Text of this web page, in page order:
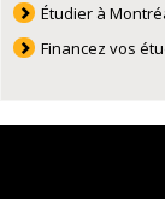
Étudier à
Financez vos